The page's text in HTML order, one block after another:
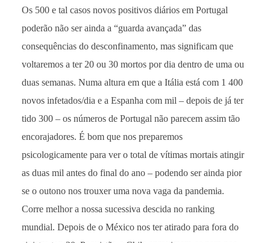
Os 500 e tal casos novos positivos diários em Portugal
poderão não ser ainda a “guarda avançada” das
consequências do desconfinamento, mas significam que
voltaremos a ter 20 ou 30 mortos por dia dentro de uma ou
duas semanas. Numa altura em que a Itália está com 1 400
novos infetados/dia e a Espanha com mil – depois de já ter
tido 300 – os números de Portugal não parecem assim tão
encorajadores. É bom que nos preparemos
psicologicamente para ver o total de vítimas mortais atingir
as duas mil antes do final do ano – podendo ser ainda pior
se o outono nos trouxer uma nova vaga da pandemia.
Corre melhor a nossa sucessiva descida no ranking
mundial. Depois de o México nos ter atirado para fora do